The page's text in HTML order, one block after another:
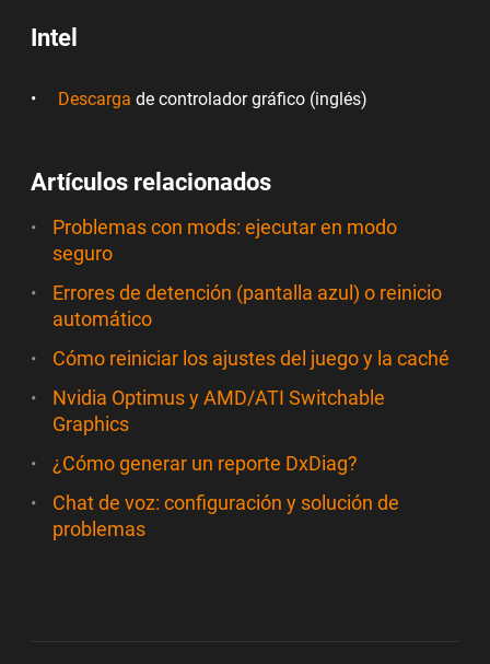
Intel
Descarga de controlador gráfico (inglés)
Artículos relacionados
Problemas con mods: ejecutar en modo
seguro
Errores de detención (pantalla azul) o reinicio
automático
Cómo reiniciar los ajustes del juego y la caché
Nvidia Optimus y AMD/ATI Switchable
Graphics
¿Cómo generar un reporte DxDiag?
Chat de voz: configuración y solución de
problemas